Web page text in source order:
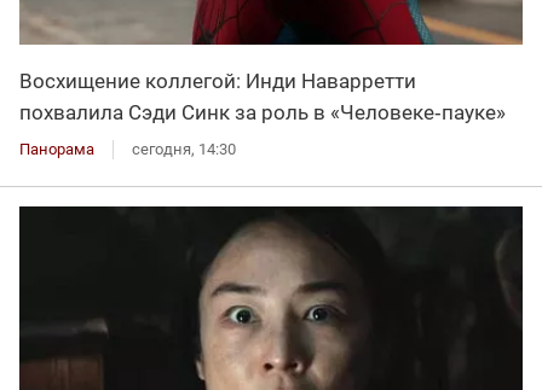
Восхищение коллегой: Инди Наварретти
похвалила Сэди Синк за роль в «Человеке‑пауке»
Панорама сегодня, 14:30